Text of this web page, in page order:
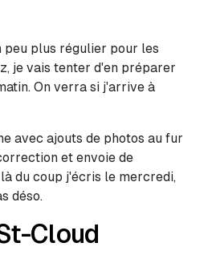
peu plus régulier pour les
je vais tenter d'en préparer
On verra si j'arrive à
avec ajouts de photos au fur
et envoie de
du coup j'écris le mercredi,
déso.
Cloud